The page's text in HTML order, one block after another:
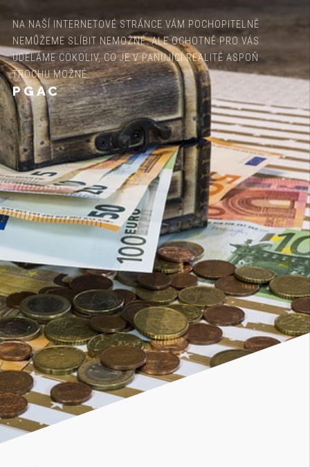
NA NAŠÍ INTERNETOVÉ STRÁNCE VÁM POCHOPITELNĚ
NEMŮŽEME SLÍBIT NEMOŽNÉ. ALE OCHOTNĚ PRO VÁS
UDĚLÁME COKOLIV, CO JE V PANUJÍCÍ REALITĚ ASPOŇ
TROCHU MOŽNÉ.
PGAC